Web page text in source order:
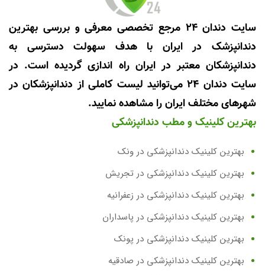
سایت دندان 24 مرجع تخصصی معرفی و بررسی بهترین
دندانپزشک در ایران با هدف سهولت دسترسی به
دندانپزشکان معتبر در ایران راه اندازی گردیده است. در
سایت دندان 24 می‌توانید لیست کاملی از دندانپزشکان در
شهرهای مختلف ایران را مشاهده نمایید.
بهترین کلینیک و مطب دندانپزشکی
بهترین کلینیک دندانپزشکی در ونک
بهترین کلینیک دندانپزشکی در تجریش
بهترین کلینیک دندانپزشکی در زعفرانیه
بهترین کلینیک دندانپزشکی در پاسداران
بهترین کلینیک دندانپزشکی در پونک
بهترین کلینیک دندانپزشکی در صادقیه